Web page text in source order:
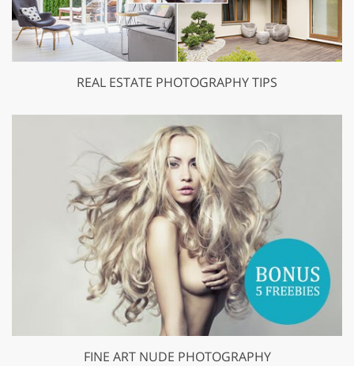
REAL ESTATE PHOTOGRAPHY TIPS
FINE ART NUDE PHOTOGRAPHY